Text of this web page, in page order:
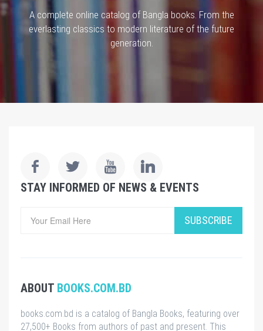
A complete online catalog of Bangla books. From the
everlasting classics to modern literature of the future
generation.
STAY INFORMED OF NEWS & EVENTS
SUBSCRIBE
ABOUT BOOKS.COM.BD
books.com.bd is a catalog of Bangla Books, featuring over
27,500+ Books from authors of past and present. This